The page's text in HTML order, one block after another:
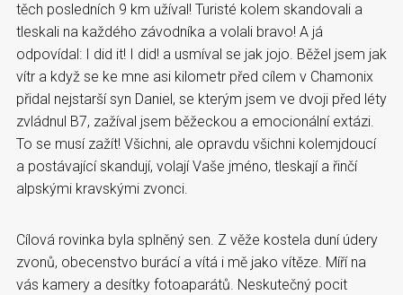
těch posledních 9 km užíval! Turisté kolem skandovali a
tleskali na každého závodníka a volali bravo! A já
odpovídal: I did it! I did! a usmíval se jak jojo. Běžel jsem jak
vítr a když se ke mne asi kilometr před cílem v Chamonix
přidal nejstarší syn Daniel, se kterým jsem ve dvoji před léty
zvládnul B7, zažíval jsem běžeckou a emocionální extázi.
To se musí zažít! Všichni, ale opravdu všichni kolemjdoucí
a postávající skandují, volají Vaše jméno, tleskají a řinčí
alpskými kravskými zvonci.
Cílová rovinka byla splněný sen. Z věže kostela duní údery
zvonů, obecenstvo burácí a vítá i mě jako vítěze. Míří na
vás kamery a desítky fotoaparátů. Neskutečný pocit